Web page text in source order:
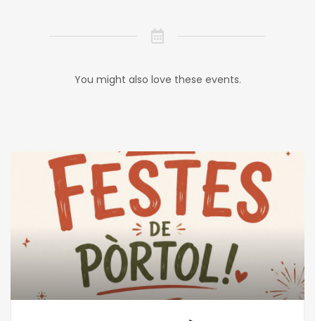
You might also love these events.